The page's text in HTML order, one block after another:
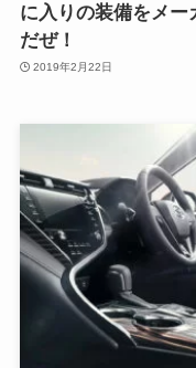
に入りの装備をメ
だぜ！
2019年2月22日